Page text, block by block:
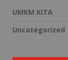
UMKM KITA
Uncategorized